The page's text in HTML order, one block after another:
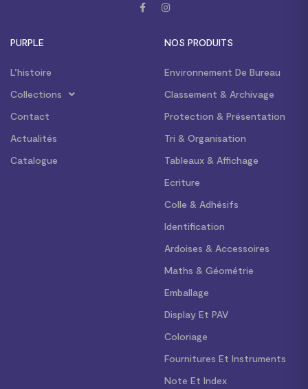
PURPLE
L’histoire
Collections
Contact
Actualités
Catalogue
NOS PRODUITS
Environnement De Bureau
Classement & Archivage
Protection & Présentation
Tri & Organisation
Tableaux & Affichage
Ecriture
Colle & Adhésifs
Identification
Ardoises & Accessoires
Maths & Géométrie
Emballage
Display Et PAV
Coloriage
Fournitures Et Instruments
Note Et Index